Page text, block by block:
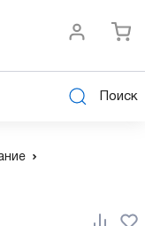
Поиск